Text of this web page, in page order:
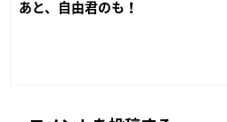
あと、自由君のも！